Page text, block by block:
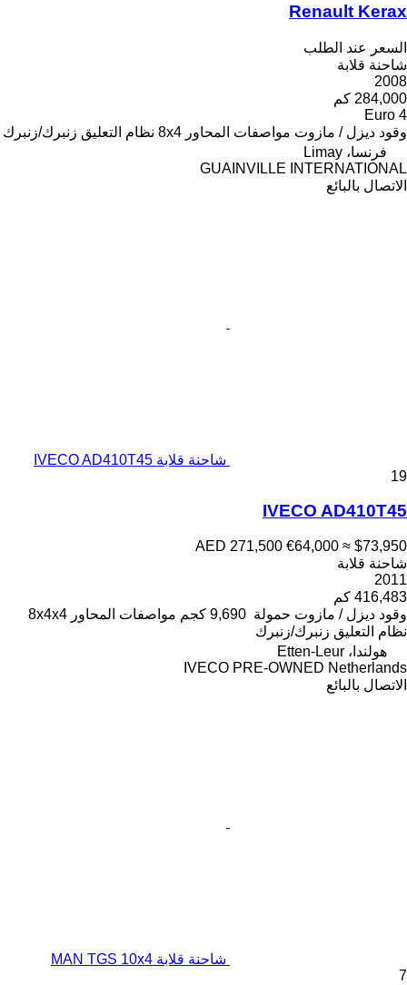
Renault Kerax
السعر عند الطلب
شاحنة قلابة
2008
284,000 كم
Euro 4
وقود ديزل / مازوت مواصفات المحاور 8x4 نظام التعليق زنبرك/زنبرك
فرنسا، Limay
GUAINVILLE INTERNATIONAL
الاتصال بالبائع
شاحنة قلابة IVECO AD410T45
19
IVECO AD410T45
AED 271,500 €64,000 ≈ $73,950
شاحنة قلابة
2011
416,483 كم
وقود ديزل / مازوت حمولة 9,690 كجم مواصفات المحاور 8x4x4
نظام التعليق زنبرك/زنبرك
هولندا، Etten-Leur
IVECO PRE-OWNED Netherlands
الاتصال بالبائع
شاحنة قلابة MAN TGS 10x4
7